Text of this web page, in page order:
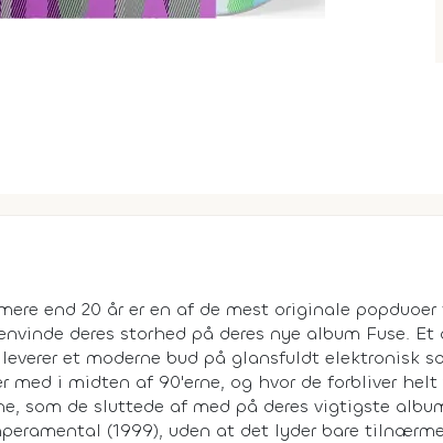
end 20 år er en af de mest originale popduoer
deres storhed på deres nye album Fuse. Et
et moderne bud på glansfuldt elektronisk
med i midten af 90'erne, og hvor de forbliver
som de sluttede af med på deres vigtigste
(1999), uden at det lyder bare